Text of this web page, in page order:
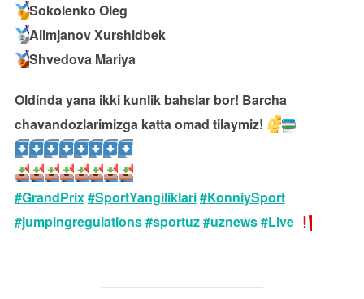
Sokolenko Oleg
Alimjanov Xurshidbek
Shvedova Mariya
Oldinda yana ikki kunlik bahslar bor! Barcha
chavandozlarimizga katta omad tilaymiz!
#GrandPrix#SportYangiliklari#KonniySport
#jumpingregulations#sportuz#uznews#Live